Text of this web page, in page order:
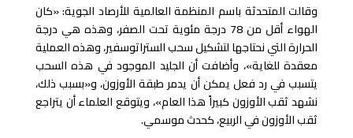
وقالت المتحدثة باسم المنظمة العالمية للأرصاد الجوية: «كان
الهواء أقل من 78 درجة مئوية تحت الصفر، وهذه هي درجة
الحرارة التي نحتاجها لتشكيل سحب الستراتوسفير، وهذه العملية
معقدة للغاية»، وأضافت أن الجليد الموجود في هذه السحب
يتسبب في رد فعل يمكن أن يدمر طبقة الأوزون، و«بسبب ذلك،
نشهد ثقب الأوزون كبيراً هذا العام»، ويتوقع العلماء أن يتراجع
ثقب الأوزون في الربيع، كحدث موسمي.